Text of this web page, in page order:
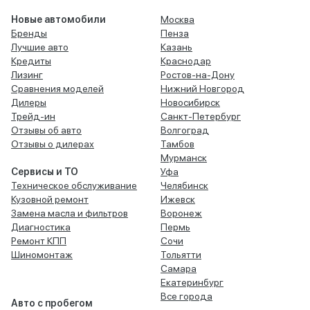
Новые автомобили
Бренды
Лучшие авто
Кредиты
Лизинг
Сравнения моделей
Дилеры
Трейд-ин
Отзывы об авто
Отзывы о дилерах
Сервисы и ТО
Техническое обслуживание
Кузовной ремонт
Замена масла и фильтров
Диагностика
Ремонт КПП
Шиномонтаж
Авто с пробегом
Москва
Пенза
Казань
Краснодар
Ростов-на-Дону
Нижний Новгород
Новосибирск
Санкт-Петербург
Волгоград
Тамбов
Мурманск
Уфа
Челябинск
Ижевск
Воронеж
Пермь
Сочи
Тольятти
Самара
Екатеринбург
Все города